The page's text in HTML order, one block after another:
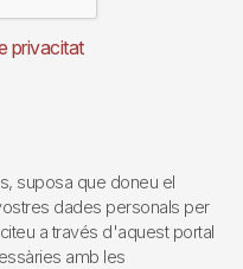
privacitat
suposa que doneu el
dades personals per
a través d'aquest portal
amb les